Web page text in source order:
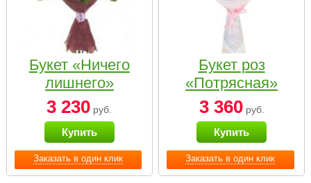
Заказать в один клик
Букет «Ничего
лишнего»
3 230 руб.
Купить
Заказать в один клик
Букет роз
«Потрясная»
3 360руб.
Купить